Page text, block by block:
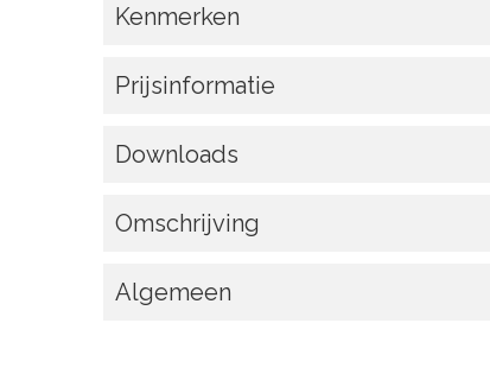
Kenmerken
Prijsinformatie
Downloads
Omschrijving
Algemeen